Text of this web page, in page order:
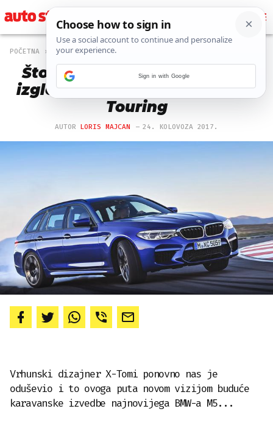
POČETNA AUTO
Što kažete? Ovako bi mogao
izgledati karavanski BMW M5
Touring
AUTOR LORIS MAJCAN 24. KOLOVOZA 2017.
Vrhunski dizajner X-Tomi ponovno nas je
oduševio i to ovoga puta novom vizijom buduće
karavanske izvedbe najnovijega BMW-a M5...
Sign in with Google